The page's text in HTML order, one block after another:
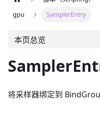
gpu
SamplerEntry
本页总览
将采样器绑定到